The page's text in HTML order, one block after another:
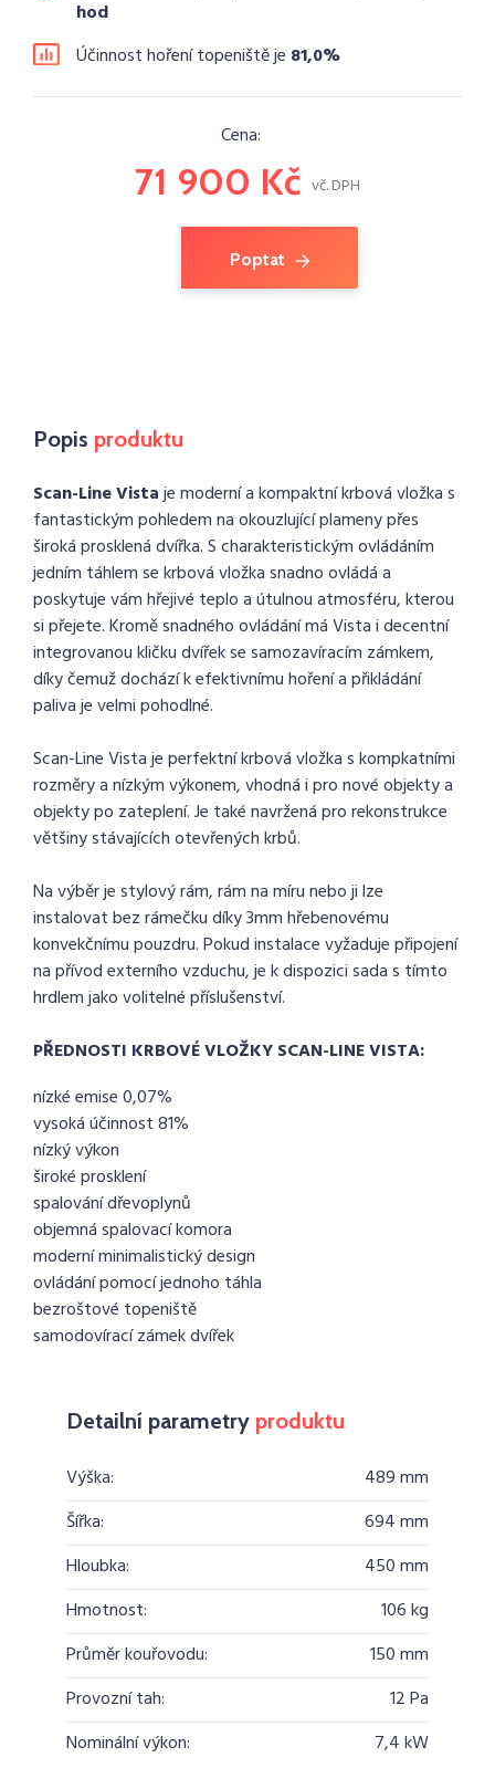
hod
Účinnost hoření topeniště je 81,0%
Cena:
71 900 Kč vč. DPH
Poptat
Popis produktu
Scan-Line Vistaje moderní a kompaktní krbová vložka s
fantastickým pohledem na okouzlující plameny přes
široká prosklená dvířka. S charakteristickým ovládáním
jedním táhlem se krbová vložka snadno ovládá a
poskytuje vám hřejivé teplo a útulnou atmosféru, kterou
si přejete. Kromě snadného ovládání má Vista i decentní
integrovanou kličku dvířek se samozavíracím zámkem,
díky čemuž dochází k efektivnímu hoření a přikládání
paliva je velmi pohodlné.
Scan-Line Vista je perfektní krbová vložka s kompkatními
rozměry a nízkým výkonem, vhodná i pro nové objekty a
objekty po zateplení. Je také navržená pro rekonstrukce
většiny stávajících otevřených krbů.
Na výběr je stylový rám, rám na míru nebo ji lze
instalovat bez rámečku díky 3mm hřebenovému
konvekčnímu pouzdru. Pokud instalace vyžaduje připojení
na přívod externího vzduchu, je k dispozici sada s tímto
hrdlem jako volitelné příslušenství.
PŘEDNOSTI KRBOVÉ VLOŽKY SCAN-LINE VISTA:
nízké emise 0,07%
vysoká účinnost 81%
nízký výkon
široké prosklení
spalování dřevoplynů
objemná spalovací komora
moderní minimalistický design
ovládání pomocí jednoho táhla
bezroštové topeniště
samodovírací zámek dvířek
Detailní parametry produktu
Výška:
489 mm
Šířka:
694 mm
Hloubka:
450 mm
Hmotnost:
106 kg
Průměr kouřovodu:
150 mm
Provozní tah:
12 Pa
Nominální výkon:
7,4 kW